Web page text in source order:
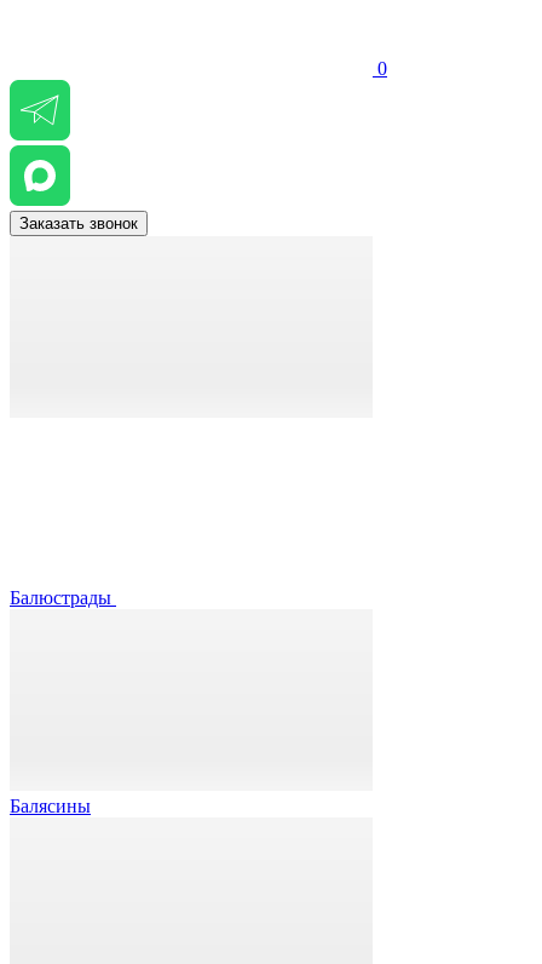
0
Заказать звонок
Балюстрады
Балясины